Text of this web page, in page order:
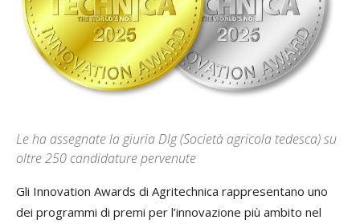
Le ha assegnate la giuria Dlg (Società agricola tedesca) su
oltre 250 candidature pervenute
Gli Innovation Awards di Agritechnica rappresentano uno
dei programmi di premi per l’innovazione più ambito nel